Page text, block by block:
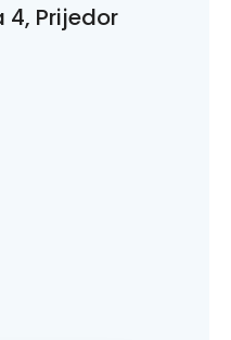
4, Prijedor